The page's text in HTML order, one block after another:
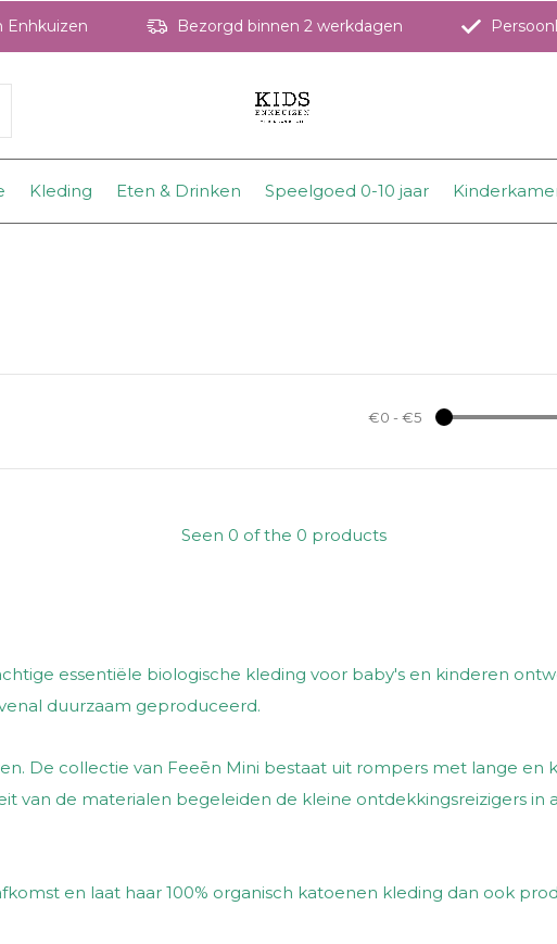
Kleding Eten & Drinken Speelgoed 0-10 jaar
Enhkuizen Bezorgd binnen 2 werkdagen
€0 - €5
Seen 0 of the 0 products
essentiële biologische kleding voor baby's en kinderen
duurzaam geproduceerd.
De collectie van Feeēn Mini bestaat uit rompers met lange en
van de materialen begeleiden de kleine ontdekkingsreizigers in
en laat haar 100% organisch katoenen kleding dan ook